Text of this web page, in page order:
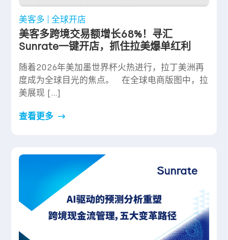
美客多 全球开店
美客多跨境交易额增长68%！寻汇
Sunrate一键开店，抓住拉美爆单红利
随着2026年美加墨世界杯火热进行，拉丁美洲再
度成为全球目光的焦点。 在全球电商版图中，拉
美展现 […]
查看更多